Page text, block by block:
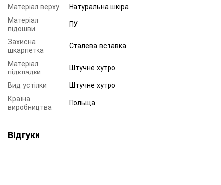
Матеріал верху
Натуральна шкіра
Матеріал
підошви
ПУ
Захисна
шкарпетка
Сталева вставка
Матеріал
підкладки
Штучне хутро
Вид устілки
Штучне хутро
Країна
виробництва
Польща
Відгуки